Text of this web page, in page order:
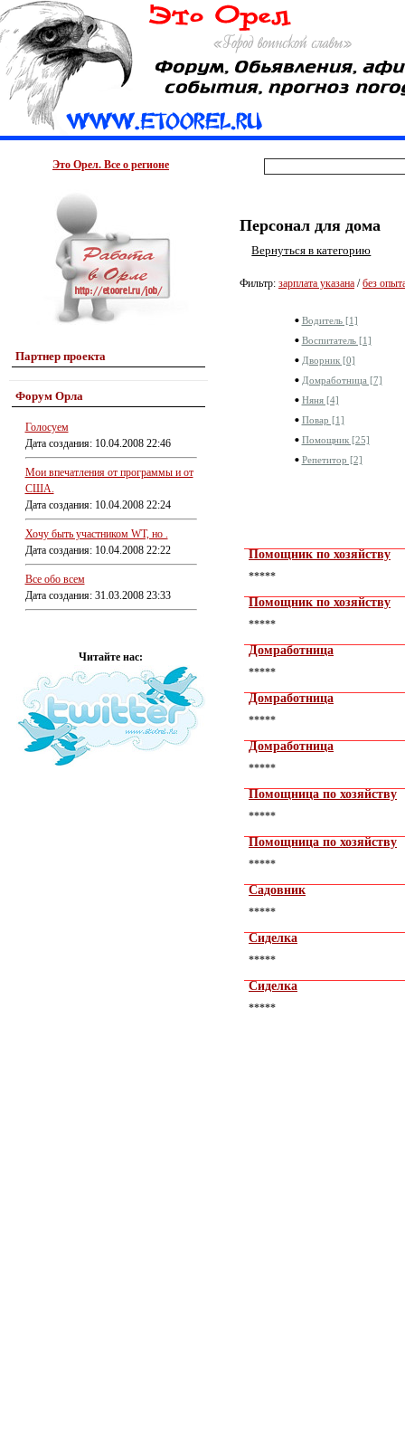
Это Орел. Все о регионе
Партнер проекта
Форум Орла
Голосуем
Дата создания: 10.04.2008 22:46
Мои впечатления от программы и от
США.
Дата создания: 10.04.2008 22:24
Хочу быть участником WT, но .
Дата создания: 10.04.2008 22:22
Все обо всем
Дата создания: 31.03.2008 23:33
Читайте нас:
Персонал для дома
Вернуться в категорию
Фильтр: зарплата указана /без
Водитель [1]
Воспитатель [1]
Дворник [0]
Домработница [7]
Няня [4]
Повар [1]
Помощник [25]
Репетитор [2]
Помощник по хозяйству
*****
Помощник по хозяйству
*****
Домработница
*****
Домработница
*****
Домработница
*****
Помощница по хозяйству
*****
Помощница по хозяйству
*****
Садовник
*****
Сиделка
*****
Сиделка
*****